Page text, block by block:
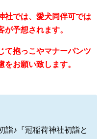
社では、愛犬同伴可では
予想されます。
て抱っこやマナーパンツ
お願い致します。
詣♪『冠稲荷神社初詣と